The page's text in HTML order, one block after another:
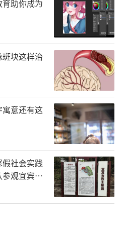
助你成为
块这样治
意还有这
社会实践
观宜宾市